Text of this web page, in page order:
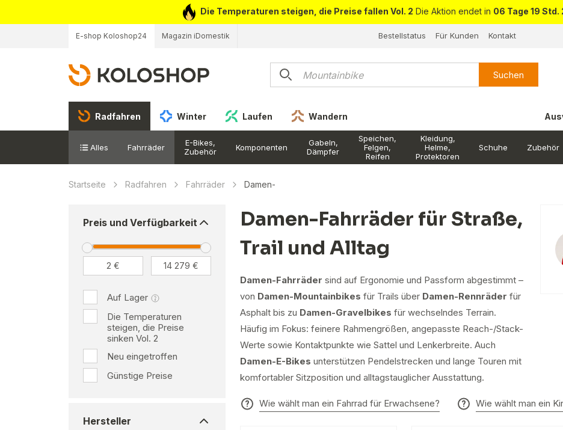
Die Temperaturen steigen, die Preise fallen Vol. 2 Die Aktion endet in 06 Tage 19 Std.
E-shop Koloshop24 Magazin iDomestik Bestellstatus Für Kunden Kontakt
Suchen
Radfahren Winter Laufen Wandern
Alles Fahrräder
E-Bikes,
Zubehör
Komponenten
Gabeln,
Dämpfer
Speichen,
Felgen,
Reifen
Kleidung,
Helme,
Protektoren
Schuhe Zubehör
Startseite Radfahren Fahrräder Damen-
Preis und Verfügbarkeit
Auf Lager
Die Temperaturen
steigen, die Preise
sinken Vol. 2
Neu eingetroffen
Günstige Preise
Hersteller
Damen-Fahrräder für Straße,
Trail und Alltag
Damen-Fahrräder sind auf Ergonomie und Passform abgestimmt –
von Damen-Mountainbikes für Trails über Damen-Rennräder für
Asphalt bis zu Damen-Gravelbikes für wechselndes Terrain.
Häufig im Fokus: feinere Rahmengrößen, angepasste Reach-/Stack-
Werte sowie Kontaktpunkte wie Sattel und Lenkerbreite. Auch
Damen-E-Bikes unterstützen Pendelstrecken und lange Touren mit
komfortabler Sitzposition und alltagstauglicher Ausstattung.
Wie wählt man ein Fahrrad für Erwachsene? Wie wählt man ein